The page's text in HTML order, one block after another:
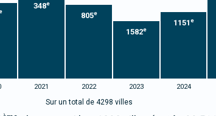
348e
805e
1582e
1151 e
2021 2022 2023 2024
Sur un total de 4298 villes